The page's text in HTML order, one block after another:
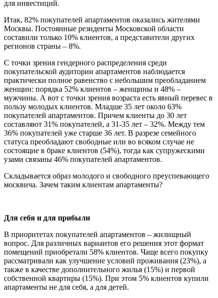
для инвестиций.
Итак, 82% покупателей апартаментов оказались жителями
Москвы. Постоянные резиденты Московской области
составили только 10% клиентов, а представители других
регионов страны – 8%.
С точки зрения гендерного распределения среди
покупательской аудитории апартаментов наблюдается
практически полное равенство с небольшим преобладанием
женщин: порядка 52% клиентов – женщины и 48% –
мужчины. А вот с точки зрения возраста есть явный перевес в
пользу молодых клиентов. Младше 35 лет около 63%
покупателей апартаментов. Причем клиенты до 30 лет
составляют 31% покупателей, а 31-35 лет – 32%. Между тем
36% покупателей уже старше 36 лет. В разрезе семейного
статуса преобладают свободные или во всяком случае не
состоящие в браке клиентов (54%), тогда как супружескими
узами связаны 46% покупателей апартаментов.
Складывается образ молодого и свободного преуспевающего
москвича. Зачем таким клиентам апартаменты?
Для себя и для прибыли
В приоритетах покупателей апартаментов – жилищный
вопрос. Для различных вариантов его решения этот формат
помещений приобретали 58% клиентов. Чаще всего покупку
рассматривали как улучшение условий проживания (23%), а
также в качестве дополнительного жилья (15%) и первой
собственной квартиры (15%). При этом 5% клиентов купили
апартаменты не для себя, а для детей.